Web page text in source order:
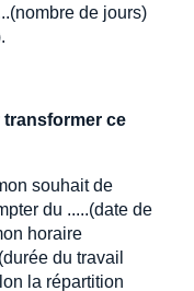
de jours)
transformer ce
souhait de
du .....(date de
horaire
du travail
la répartition